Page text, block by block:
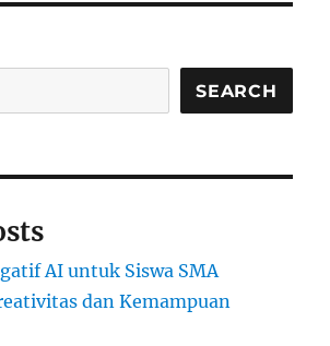
Melanjutkan
Pendidikan?
Faktor-
dan
SEARCH
AI untuk Siswa SMA
dan Kemampuan